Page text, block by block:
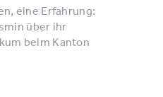
eine Erfahrung:
über ihr
beim Kanton